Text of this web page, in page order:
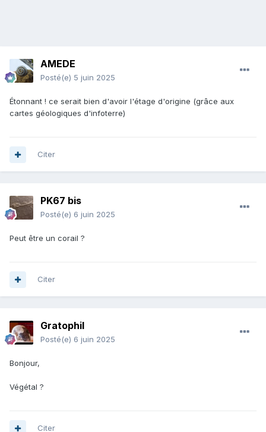
AMEDE
Posté(e) 5 juin 2025
Étonnant ! ce serait bien d'avoir l'étage d'origine (grâce aux
cartes géologiques d'infoterre)
Citer
PK67 bis
Posté(e) 6 juin 2025
Peut être un corail ?
Citer
Gratophil
Posté(e) 6 juin 2025
Bonjour,
Végétal ?
Citer